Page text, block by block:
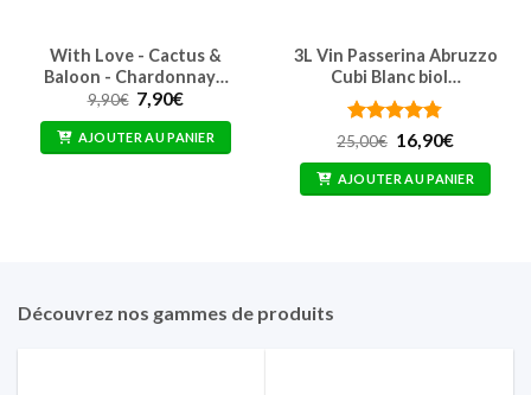
With Love - Cactus &
Baloon - Chardonnay…
9,90€ Le
prix
initial
était :
7,90€Le
actuel
est :
AJOUTER AU PANIER
3L Vin Passerina Abruzzo
Cubi Blanc biol…
Note 4.75
25,00€ Le
prix
initial
était :
16,90€Le
actuel
est :
AJOUTER AU PANIER
Découvrez nos gammes de produits